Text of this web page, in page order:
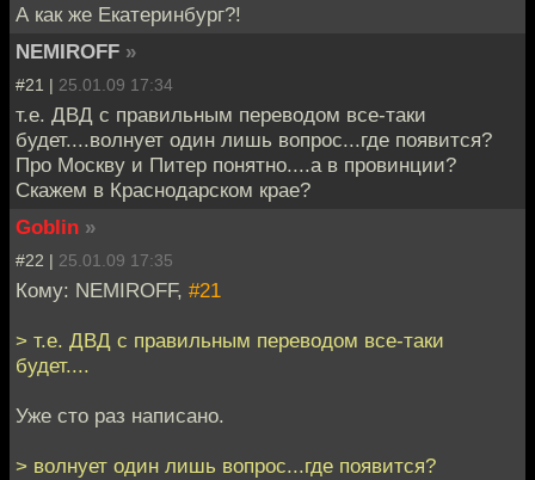
А как же Екатеринбург?!
NEMIROFF »
#21 | 25.01.09 17:34
т.е. ДВД с правильным переводом все-таки
будет....волнует один лишь вопрос...где появится?
Про Москву и Питер понятно....а в провинции?
Скажем в Краснодарском крае?
Goblin »
#22 | 25.01.09 17:35
Кому: NEMIROFF, #21
> т.е. ДВД с правильным переводом все-таки
будет....
Уже сто раз написано.
> волнует один лишь вопрос...где появится?